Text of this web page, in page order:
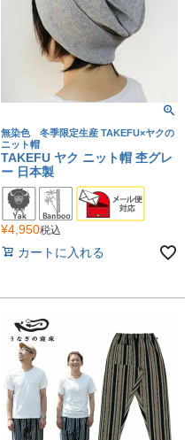
無染色 冬季限定生産 TAKEFU×ヤクの
ニット帽
TAKEFU ヤク ニット帽 杢グレ
ー 日本製
¥4,950税込
カートに入れる